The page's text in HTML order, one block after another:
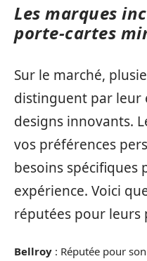
Les marques
porte-cartes
Sur le marché,
distinguent par leur
designs innovants.
vos préférences
besoins
expérience. Voici
réputées pour
Bellroy : Réputée pour